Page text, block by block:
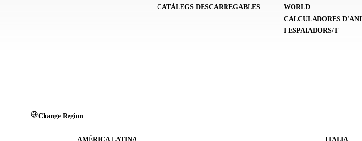
CATÀLEGS DESCARREGABLES
WORLD
CALCULADORES
I ESPAIADORS/T
Change Region
AMÉRICA LATINA ITALIA